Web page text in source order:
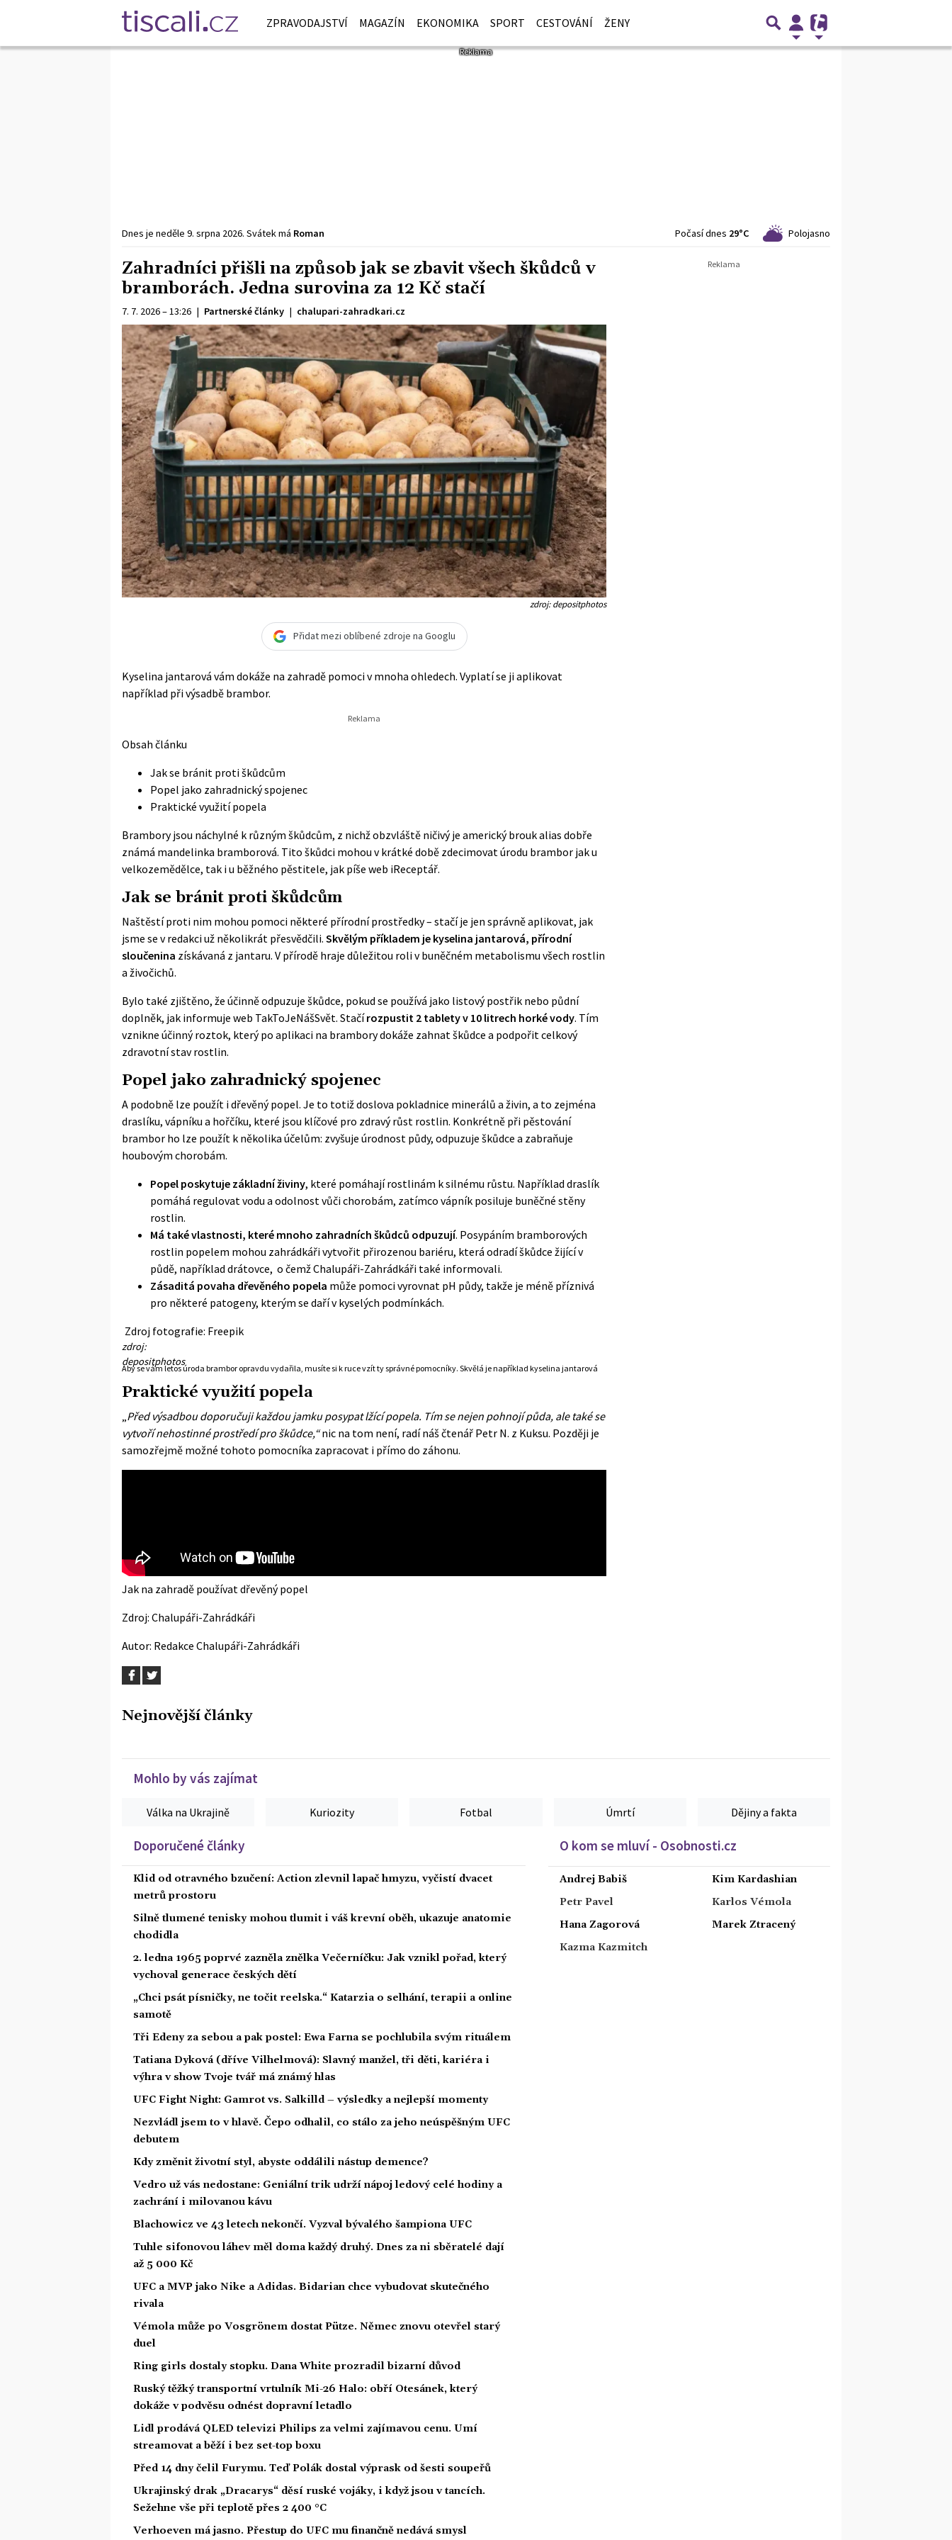
ZPRAVODAJSTVÍ MAGAZÍN EKONOMIKA SPORT CESTOVÁNÍ ŽENY
Dnes je neděle 9. srpna 2026. Svátek má Roman Počasí dnes 29°C Polojasno
Zahradníci přišli na způsob jak se zbavit všech škůdců v
bramborách. Jedna surovina za 12 Kč stačí
7. 7. 2026 – 13:26 | Partnerské články | chalupari-zahradkari.cz
zdroj: depositphotos
Přidat mezi oblíbené zdroje na Googlu
Kyselina jantarová vám dokáže na zahradě pomoci v mnoha ohledech. Vyplatí se ji aplikovat
například při výsadbě brambor.
Obsah článku
Jak se bránit proti škůdcům
Popel jako zahradnický spojenec
Praktické využití popela
Brambory jsou náchylné k různým škůdcům, z nichž obzvláště ničivý je americký brouk alias dobře
známá mandelinka bramborová. Tito škůdci mohou v krátké době zdecimovat úrodu brambor jak u
velkozemědělce, tak i u běžného pěstitele, jak píše web iReceptář.
Jak se bránit proti škůdcům
Naštěstí proti nim mohou pomoci některé přírodní prostředky – stačí je jen správně aplikovat, jak
jsme se v redakci už několikrát přesvědčili. Skvělým příkladem je kyselina jantarová, přírodní
sloučenina získávaná z jantaru. V přírodě hraje důležitou roli v buněčném metabolismu všech rostlin
a živočichů.
Bylo také zjištěno, že účinně odpuzuje škůdce, pokud se používá jako listový postřik nebo půdní
doplněk, jak informuje web TakToJeNášSvět. Stačírozpustit 2 tablety v 10 litrech horké vody. Tím
vznikne účinný roztok, který po aplikaci na brambory dokáže zahnat škůdce a podpořit celkový
zdravotní stav rostlin.
Popel jako zahradnický spojenec
A podobně lze použít i dřevěný popel. Je to totiž doslova pokladnice minerálů a živin, a to zejména
draslíku, vápníku a hořčíku, které jsou klíčové pro zdravý růst rostlin. Konkrétně při pěstování
brambor ho lze použít k několika účelům: zvyšuje úrodnost půdy, odpuzuje škůdce a zabraňuje
houbovým chorobám.
Popel poskytuje základní živiny, které pomáhají rostlinám k silnému růstu. Například draslík
pomáhá regulovat vodu a odolnost vůči chorobám, zatímco vápník posiluje buněčné stěny
rostlin.
Má také vlastnosti, které mnoho zahradních škůdců odpuzují. Posypáním bramborových
rostlin popelem mohou zahrádkáři vytvořit přirozenou bariéru, která odradí škůdce žijící v
půdě, například drátovce, o čemž Chalupáři-Zahrádkáři také informovali.
Zásaditá povaha dřevěného popela může pomoci vyrovnat pH půdy, takže je méně příznivá
pro některé patogeny, kterým se daří v kyselých podmínkách.
zdroj:
depositphotos
Zdroj fotografie: Freepik
Aby se vám letos úroda brambor opravdu vydařila, musíte si k ruce vzít ty správné pomocníky. Skvělá je například kyselina jantarová
Praktické využití popela
Před výsadbou doporučuji každou jamku posypat lžící popela. Tím se nejen pohnojí půda, ale také se
vytvoří nehostinné prostředí pro škůdce,“nic na tom není, radí náš čtenář Petr N. z Kuksu. Později je
samozřejmě možné tohoto pomocníka zapracovat i přímo do záhonu.
Jak na zahradě používat dřevěný popel
Zdroj: Chalupáři-Zahrádkáři
Autor: Redakce Chalupáři-Zahrádkáři
Nejnovější články
Mohlo by vás zajímat
Válka na Ukrajině Kuriozity Fotbal Úmrtí Dějiny a fakta
Doporučené články
Klid od otravného bzučení: Action zlevnil lapač hmyzu, vyčistí dvacet
metrů prostoru
Silně tlumené tenisky mohou tlumit i váš krevní oběh, ukazuje anatomie
chodidla
2. ledna 1965 poprvé zazněla znělka Večerníčku: Jak vznikl pořad, který
vychoval generace českých dětí
„Chci psát písničky, ne točit reelska.“ Katarzia o selhání, terapii a online
samotě
Tři Edeny za sebou a pak postel: Ewa Farna se pochlubila svým rituálem
Tatiana Dyková (dříve Vilhelmová): Slavný manžel, tři děti, kariéra i
výhra v show Tvoje tvář má známý hlas
UFC Fight Night: Gamrot vs. Salkilld – výsledky a nejlepší momenty
Nezvládl jsem to v hlavě. Čepo odhalil, co stálo za jeho neúspěšným UFC
debutem
Kdy změnit životní styl, abyste oddálili nástup demence?
Vedro už vás nedostane: Geniální trik udrží nápoj ledový celé hodiny a
zachrání i milovanou kávu
Blachowicz ve 43 letech nekončí. Vyzval bývalého šampiona UFC
Tuhle sifonovou láhev měl doma každý druhý. Dnes za ni sběratelé dají
až 5 000 Kč
UFC a MVP jako Nike a Adidas. Bidarian chce vybudovat skutečného
rivala
Vémola může po Vosgrönem dostat Pütze. Němec znovu otevřel starý
duel
Ring girls dostaly stopku. Dana White prozradil bizarní důvod
Ruský těžký transportní vrtulník Mi-26 Halo: obří Otesánek, který
dokáže v podvěsu odnést dopravní letadlo
Lidl prodává QLED televizi Philips za velmi zajímavou cenu. Umí
streamovat a běží i bez set-top boxu
Před 14 dny čelil Furymu. Teď Polák dostal výprask od šesti soupeřů
Ukrajinský drak „Dracarys“ děsí ruské vojáky, i když jsou v tancích.
Sežehne vše při teplotě přes 2 400 °C
Verhoeven má jasno. Přestup do UFC mu finančně nedává smysl
O kom se mluví - Osobnosti.cz
Andrej Babiš
Petr Pavel
Hana Zagorová
Kazma Kazmitch
Kim Kardashian
Karlos Vémola
Marek Ztracený